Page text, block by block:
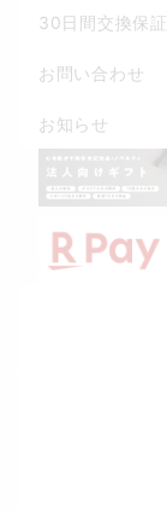
30日間交換保証
お問い合わせ
お知らせ